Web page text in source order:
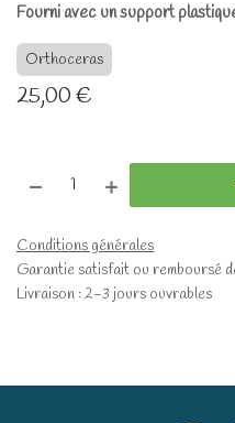
Fourni avec un support
Orthoceras
25,00€
Conditions générales
Garantie satisfait ou remboursé
Livraison : 2-3 jours ouvrables